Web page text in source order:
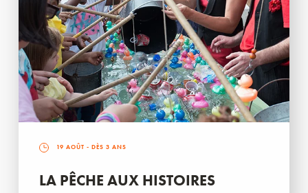
19 AOÛT - DÈS 3 ANS
LA PÊCHE AUX HISTOIRES